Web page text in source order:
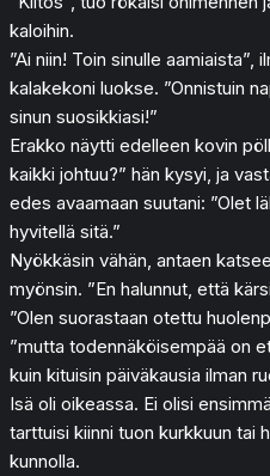
kaloihin.
”Ai niin! Toin sinulle aamiaista”,
kalakekoni luokse. ”Onnistuin
sinun suosikkiasi!”
Erakko näytti edelleen kovin
kaikki johtuu?” hän kysyi, ja
edes avaamaan suutani: ”Olet
hyvitellä sitä.”
Nyökkäsin vähän, antaen
myönsin. ”En halunnut, että
”Olen suorastaan otettu
”mutta todennäköisempää on
kuin kituisin päiväkausia ilman
Isä oli oikeassa. Ei olisi
tarttuisi kiinni tuon kurkkuun tai
kunnolla.